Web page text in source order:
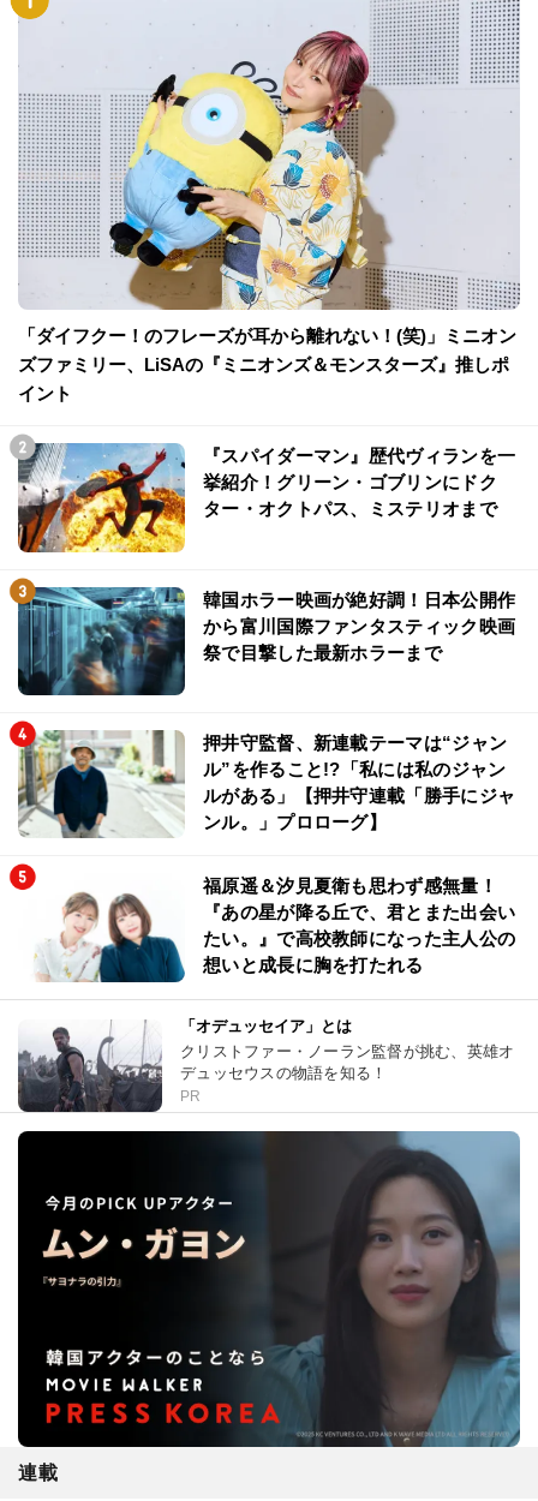
「ダイフクー！のフレーズが耳から離れない！(笑)」ミニオン
ズファミリー、LiSAの『ミニオンズ＆モンスターズ』推しポ
イント
『スパイダーマン』歴代ヴィランを一
挙紹介！グリーン・ゴブリンにドク
ター・オクトパス、ミステリオまで
韓国ホラー映画が絶好調！日本公開作
から富川国際ファンタスティック映画
祭で目撃した最新ホラーまで
押井守監督、新連載テーマは“ジャン
ル”を作ること!?「私には私のジャン
ルがある」【押井守連載「勝手にジャ
ンル。」プロローグ】
福原遥＆汐見夏衛も思わず感無量！
『あの星が降る丘で、君とまた出会い
たい。』で高校教師になった主人公の
想いと成長に胸を打たれる
「オデュッセイア」とは
クリストファー・ノーラン監督が挑む、英雄オ
デュッセウスの物語を知る！
PR
連載